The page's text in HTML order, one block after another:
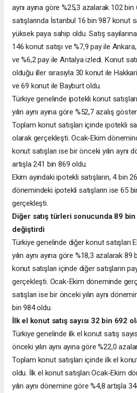
aynı ayına göre %25,3 azalarak 102
satışlarında İstanbul 16 bin 987 konut
yüksek paya sahip oldu. Satış
146 konut satışı ve %7,9 pay ile
ve %6,2 pay ile Antalya izledi. Konut
olduğu iller sırasıyla 30 konut ile
ve 69 konut ile Bayburt oldu.
Türkiye genelinde ipotekli konut
yılın aynı ayına göre %52,7 azalış
Toplam konut satışları içinde ipotekli
olarak gerçekleşti. Ocak-Ekim
konut satışları ise bir önceki yılın aynı
artışla 241 bin 869 oldu.
Ekim ayındaki ipotekli satışların, 4 bin
dönemindeki ipotekli satışların ise 65
gerçekleşti.
Diğer satış türleri sonucunda 89
değiştirdi
Türkiye genelinde diğer konut satışları
yılın aynı ayına göre %18,3 azalarak
konut satışları içinde diğer satışların
gerçekleşti. Ocak-Ekim döneminde
satışları ise bir önceki yılın aynı
bin 984 oldu.
İlk el konut satış sayısı 32 bin 692
Türkiye genelinde ilk el konut satış
önceki yılın aynı ayına göre %22,0
Toplam konut satışları içinde ilk el konut
oldu. İlk el konut satışları Ocak-Ekim
yılın aynı dönemine göre %4,8 artışla